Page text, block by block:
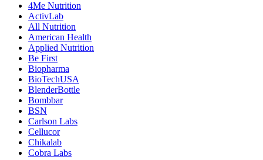
4Me Nutrition
ActivLab
All Nutrition
American Health
Applied Nutrition
Be First
Biopharma
BioTechUSA
BlenderBottle
Bombbar
BSN
Carlson Labs
Cellucor
Chikalab
Cobra Labs